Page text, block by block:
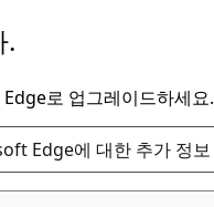
.
로 업그레이드하세요.
Edge에 대한 추가 정보